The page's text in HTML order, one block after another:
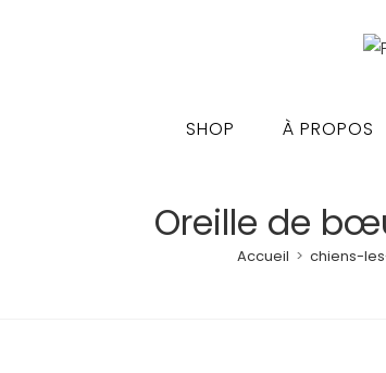
SHOP À PROPOS
Oreille de
Accueil > chiens-